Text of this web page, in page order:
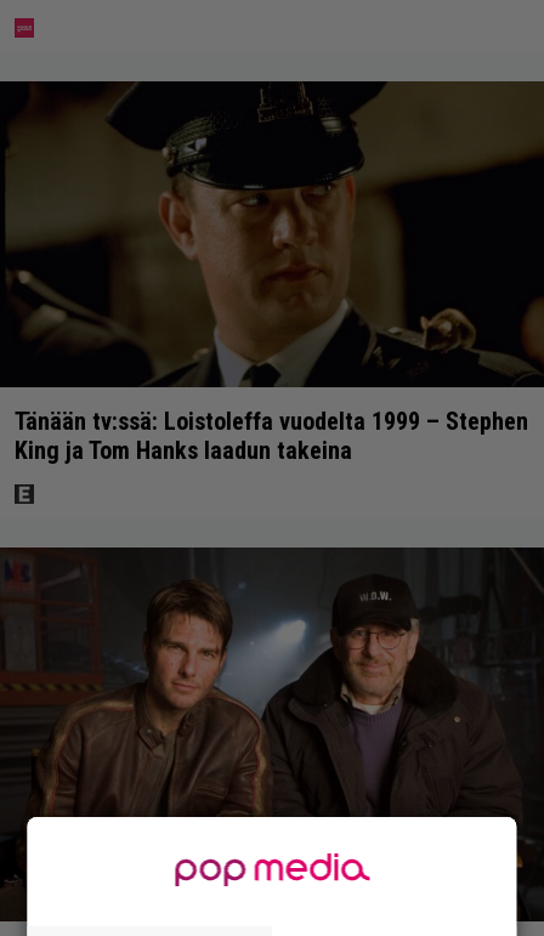
Tänään tv:ssä: Loistoleffa vuodelta 1999 – Stephen
King ja Tom Hanks laadun takeina